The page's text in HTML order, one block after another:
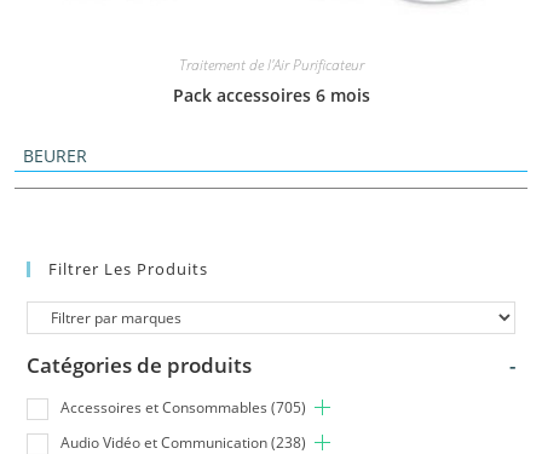
Traitement de l'Air Purificateur
Pack accessoires 6 mois
BEURER
Filtrer Les Produits
Catégories de produits -
Accessoires et Consommables (705)
Audio Vidéo et Communication (238)